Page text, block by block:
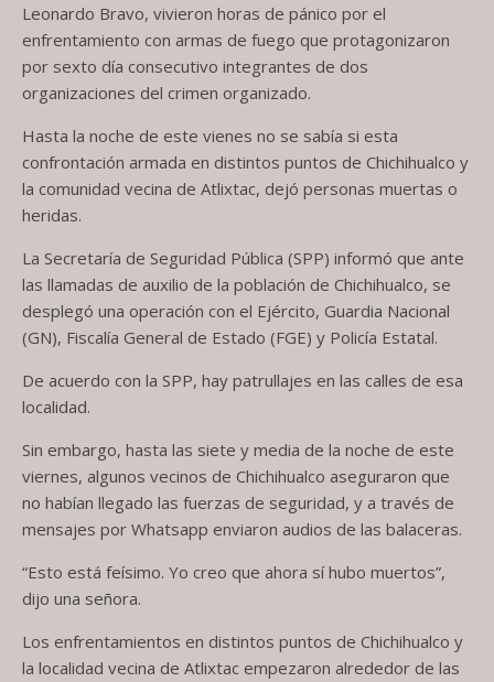
Leonardo Bravo, vivieron horas de pánico por el
enfrentamiento con armas de fuego que protagonizaron
por sexto día consecutivo integrantes de dos
organizaciones del crimen organizado.
Hasta la noche de este vienes no se sabía si esta
confrontación armada en distintos puntos de Chichihualco y
la comunidad vecina de Atlixtac, dejó personas muertas o
heridas.
La Secretaría de Seguridad Pública (SPP) informó que ante
las llamadas de auxilio de la población de Chichihualco, se
desplegó una operación con el Ejército, Guardia Nacional
(GN), Fiscalía General de Estado (FGE) y Policía Estatal.
De acuerdo con la SPP, hay patrullajes en las calles de esa
localidad.
Sin embargo, hasta las siete y media de la noche de este
viernes, algunos vecinos de Chichihualco aseguraron que
no habían llegado las fuerzas de seguridad, y a través de
mensajes por Whatsapp enviaron audios de las balaceras.
“Esto está feísimo. Yo creo que ahora sí hubo muertos”,
dijo una señora.
Los enfrentamientos en distintos puntos de Chichihualco y
la localidad vecina de Atlixtac empezaron alrededor de las